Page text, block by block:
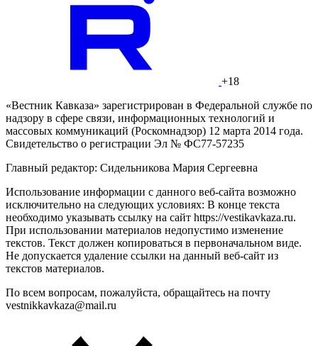
+18
«Вестник Кавказа» зарегистрирован в Федеральной службе по
надзору в сфере связи, информационных технологий и
массовых коммуникаций (Роскомнадзор) 12 марта 2014 года.
Свидетельство о регистрации Эл № ФС77-57235
Главный редактор: Сидельникова Мария Сергеевна
Использование информации с данного веб-сайта возможно
исключительно на следующих условиях: В конце текста
необходимо указывать ссылку на сайт https://vestikavkaza.ru.
При использовании материалов недопустимо изменение
текстов. Текст должен копироваться в первоначальном виде.
Не допускается удаление ссылки на данный веб-сайт из
текстов материалов.
По всем вопросам, пожалуйста, обращайтесь на почту
vestnikkavkaza@mail.ru